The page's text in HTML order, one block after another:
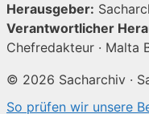
Herausgeber:
Verantwortlicher
Chefredakteur · Malta
© 2026 Sacharchiv ·
So prüfen wir unsere